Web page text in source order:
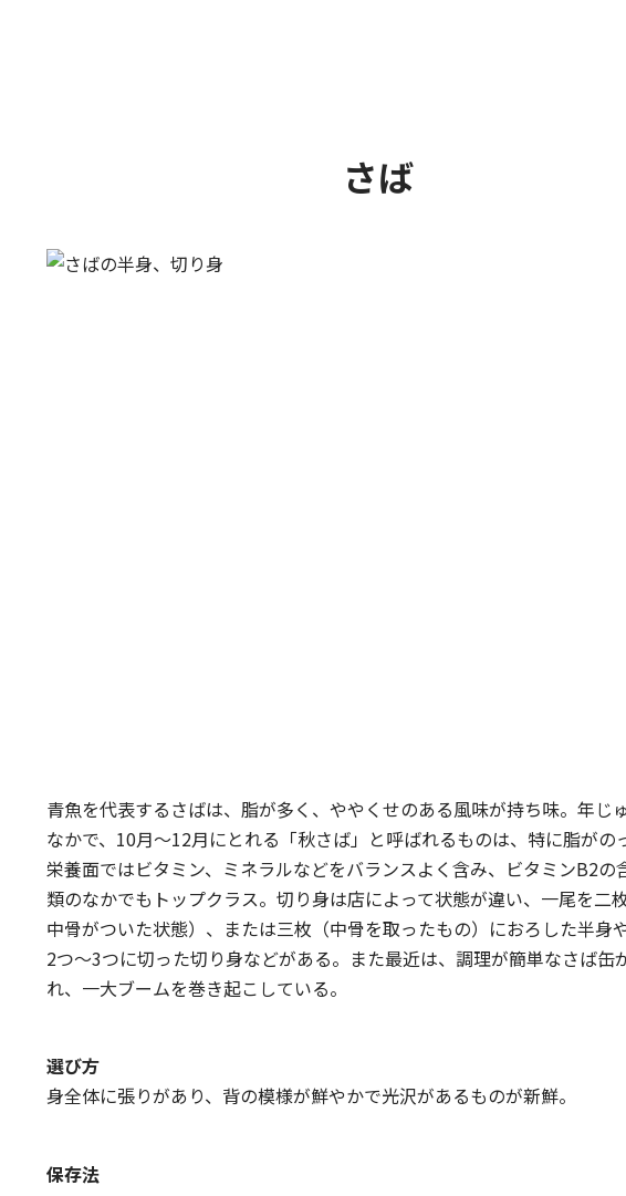
さば
青魚を代表するさばは、脂が多く、ややくせのある風味が持ち味。年じ
なかで、10月〜12月にとれる「秋さば」と呼ばれるものは、特に脂がの
栄養面ではビタミン、ミネラルなどをバランスよく含み、ビタミンB2の
類のなかでもトップクラス。切り身は店によって状態が違い、一尾を二
中骨がついた状態）、または三枚（中骨を取ったもの）におろした半身
2つ〜3つに切った切り身などがある。また最近は、調理が簡単なさば缶
れ、一大ブームを巻き起こしている。
選び方
身全体に張りがあり、背の模様が鮮やかで光沢があるものが新鮮。
保存法